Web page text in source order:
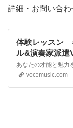
詳細・お問い合
体験レッスン -
ル&演奏家派遣
vocemusic.com